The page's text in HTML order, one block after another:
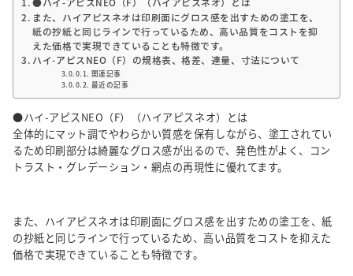
また、ハイアピスネオは印刷面にグロス感を出すための塗工を、
紙の抄紙と同じラインで行っているため、高い品質をコストを抑
えた価格で実現できていることも特徴です。
ハイ-アピスNEO（F）の規格表、格差、連量、寸法について
関連記事
最近の記事
●ハイ-アピスNEO（F）（ハイアピスネオ）とは
全体的にマット調でやわらかい質感を保有しながら、塗工されてい
るため印刷部分は綺麗なグロス感が出るので、発色性がよく、コン
トラスト・グレデーション・網点の再現性に優れてます。
また、ハイアピスネオは印刷面にグロス感を出すための塗工を、紙
の抄紙と同じラインで行っているため、高い品質をコストを抑えた
価格で実現できていることも特徴です。